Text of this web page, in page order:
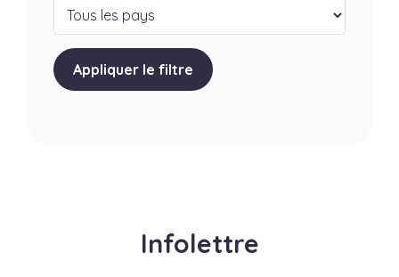
Appliquer le filtre
Infolettre